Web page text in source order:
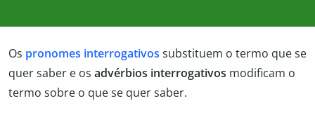
Os pronomes interrogativos substituem o termo que se
quer saber e os advérbios interrogativos modificam o
termo sobre o que se quer saber.